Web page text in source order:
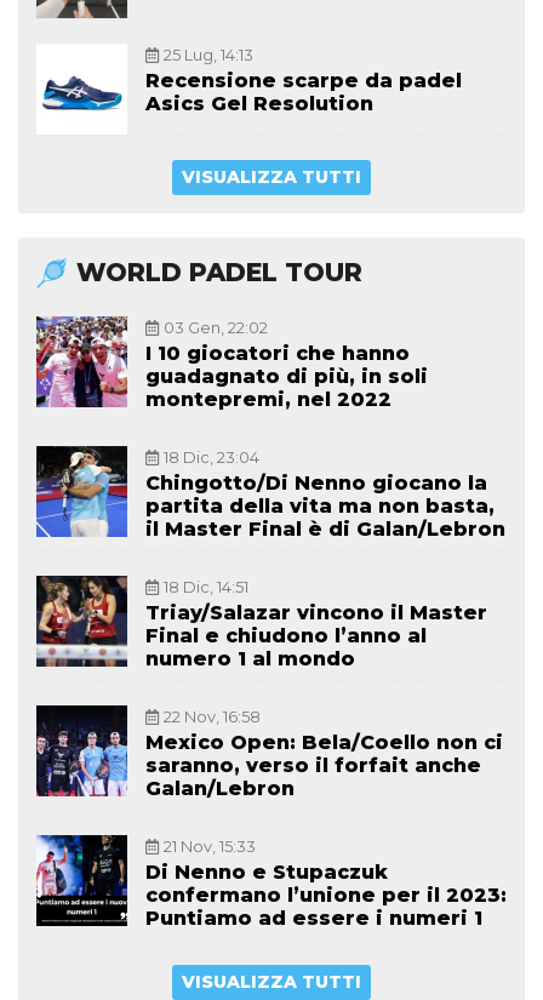
25 Lug, 14:13
Recensione scarpe da padel
Asics Gel Resolution
VISUALIZZA TUTTI
WORLD PADEL TOUR
03 Gen, 22:02
I 10 giocatori che hanno
guadagnato di più, in soli
montepremi, nel 2022
18 Dic, 23:04
Chingotto/Di Nenno giocano la
partita della vita ma non basta,
il Master Final è di Galan/Lebron
18 Dic, 14:51
Triay/Salazar vincono il Master
Final e chiudono l’anno al
numero 1 al mondo
22 Nov, 16:58
Mexico Open: Bela/Coello non ci
saranno, verso il forfait anche
Galan/Lebron
21 Nov, 15:33
Di Nenno e Stupaczuk
confermano l’unione per il 2023:
Puntiamo ad essere i numeri 1
VISUALIZZA TUTTI